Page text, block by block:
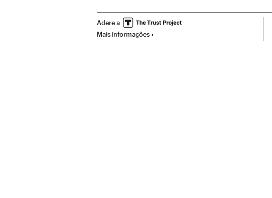
Partidos políticos Política
Adere a
Mais informações